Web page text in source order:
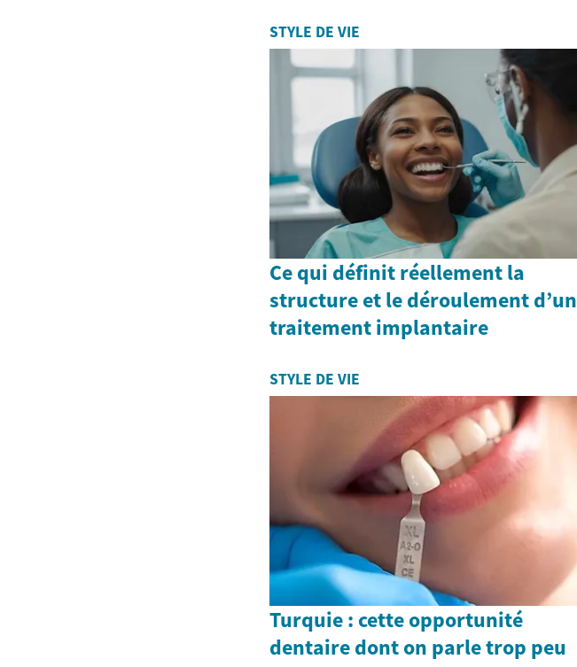
STYLE DE VIE
Ce qui définit réellement la
structure et le déroulement d’un
traitement implantaire
STYLE DE VIE
Turquie : cette opportunité
dentaire dont on parle trop peu